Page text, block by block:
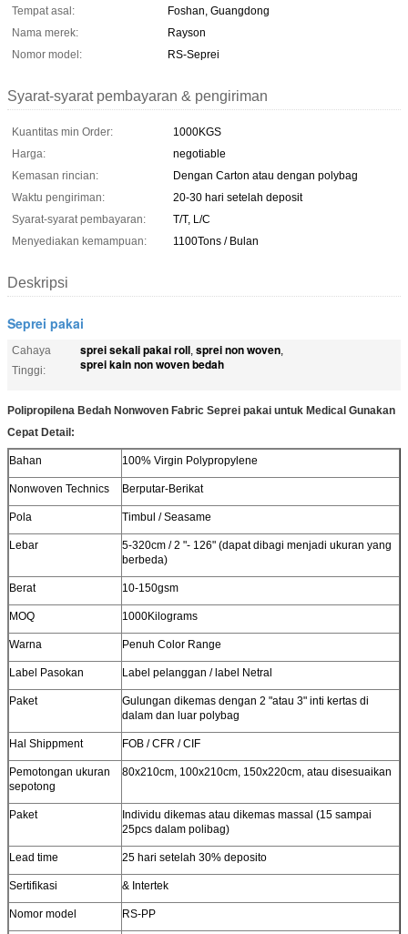
Tempat asal:
Foshan, Guangdong
Nama merek:
Rayson
Nomor model:
RS-Seprei
Syarat-syarat pembayaran & pengiriman
Kuantitas min Order:
1000KGS
Harga:
negotiable
Kemasan rincian:
Dengan Carton atau dengan polybag
Waktu pengiriman:
20-30 hari setelah deposit
Syarat-syarat pembayaran:
T/T, L/C
Menyediakan kemampuan:
1100Tons / Bulan
Deskripsi
Seprei pakai
Cahaya
Tinggi:
sprei sekali pakai roll, sprei non woven,
sprei kain non woven bedah
Polipropilena Bedah Nonwoven Fabric Seprei pakai untuk Medical Gunakan
Cepat Detail:
Bahan 100% Virgin Polypropylene
Nonwoven Technics Berputar-Berikat
Pola Timbul / Seasame
Lebar
5-320cm / 2 "- 126" (dapat dibagi menjadi ukuran yang
berbeda)
Berat 10-150gsm
MOQ 1000Kilograms
Warna Penuh Color Range
Label Pasokan Label pelanggan / label Netral
Paket
Gulungan dikemas dengan 2 "atau 3" inti kertas di
dalam dan luar polybag
Hal Shippment FOB / CFR / CIF
Pemotongan ukuran
sepotong
80x210cm, 100x210cm, 150x220cm, atau disesuaikan
Paket
Individu dikemas atau dikemas massal (15 sampai
25pcs dalam polibag)
Lead time 25 hari setelah 30% deposito
Sertifikasi & Intertek
Nomor model RS-PP